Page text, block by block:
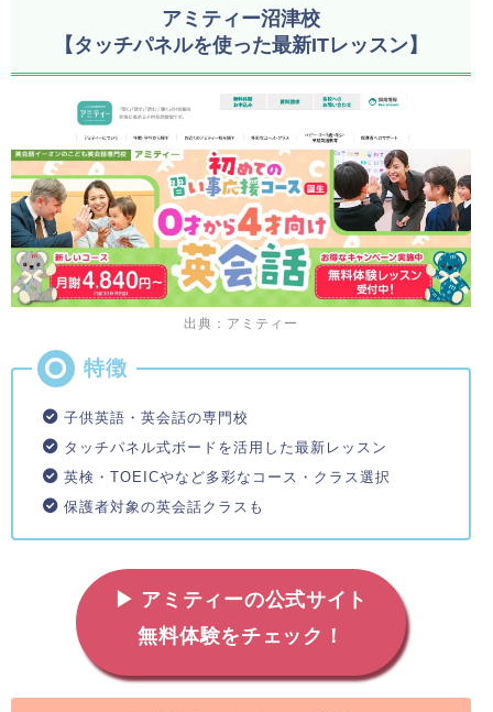
アミティー沼津校
【タッチパネルを使った最新ITレッスン】
出典：アミティー
子供英語・英会話の専門校
タッチパネル式ボードを活用した最新レッスン
英検・TOEICやなど多彩なコース・クラス選択
保護者対象の英会話クラスも
▶ アミティーの公式サイト
無料体験をチェック！